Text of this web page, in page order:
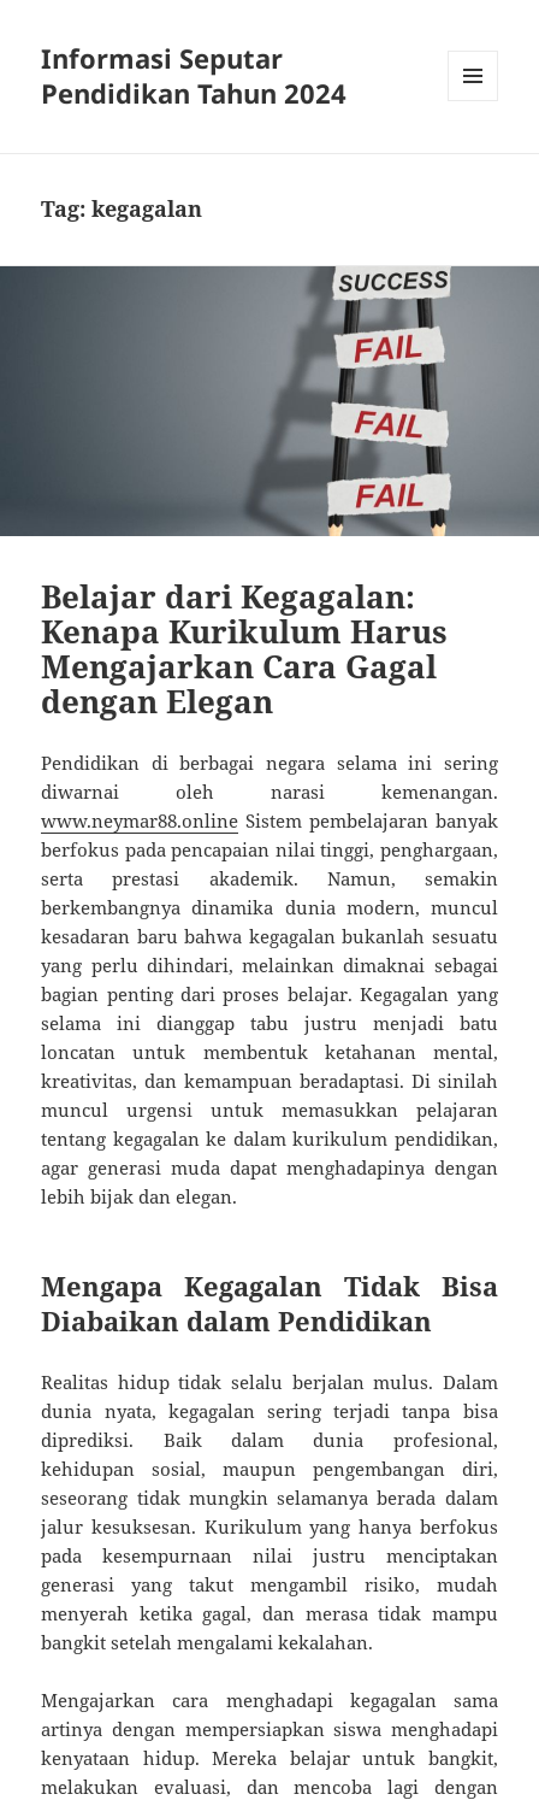
Informasi Seputar
Pendidikan Tahun 2024
Tag:kegagalan
Belajar dari Kegagalan:
Kenapa Kurikulum Harus
Mengajarkan Cara Gagal
dengan Elegan
Pendidikan di berbagai negara selama ini sering
diwarnai oleh narasi kemenangan.
www.neymar88.online Sistem pembelajaran banyak
berfokus pada pencapaian nilai tinggi, penghargaan,
serta prestasi akademik. Namun, semakin
berkembangnya dinamika dunia modern, muncul
kesadaran baru bahwa kegagalan bukanlah sesuatu
yang perlu dihindari, melainkan dimaknai sebagai
bagian penting dari proses belajar. Kegagalan yang
selama ini dianggap tabu justru menjadi batu
loncatan untuk membentuk ketahanan mental,
kreativitas, dan kemampuan beradaptasi. Di sinilah
muncul urgensi untuk memasukkan pelajaran
tentang kegagalan ke dalam kurikulum pendidikan,
agar generasi muda dapat menghadapinya dengan
lebih bijak dan elegan.
Mengapa Kegagalan Tidak Bisa
Diabaikan dalam Pendidikan
Realitas hidup tidak selalu berjalan mulus. Dalam
dunia nyata, kegagalan sering terjadi tanpa bisa
diprediksi. Baik dalam dunia profesional,
kehidupan sosial, maupun pengembangan diri,
seseorang tidak mungkin selamanya berada dalam
jalur kesuksesan. Kurikulum yang hanya berfokus
pada kesempurnaan nilai justru menciptakan
generasi yang takut mengambil risiko, mudah
menyerah ketika gagal, dan merasa tidak mampu
bangkit setelah mengalami kekalahan.
Mengajarkan cara menghadapi kegagalan sama
artinya dengan mempersiapkan siswa menghadapi
kenyataan hidup. Mereka belajar untuk bangkit,
melakukan evaluasi, dan mencoba lagi dengan